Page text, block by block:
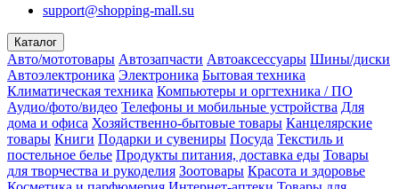
support@shopping-mall.su
Каталог
Авто/мототовары Автозапчасти Автоаксессуары Шины/диски
Автоэлектроника Электроника Бытовая техника
Климатическая техника Компьютеры и оргтехника / ПО
Аудио/фото/видео Телефоны и мобильные устройства Для
дома и офиса Хозяйственно-бытовые товары Канцелярские
товары Книги Подарки и сувениры Посуда Текстиль и
постельное белье Продукты питания, доставка еды Товары
для творчества и рукоделия Зоотовары Красота и здоровье